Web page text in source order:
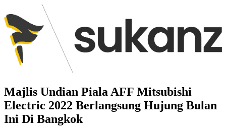
Majlis Undian Piala AFF Mitsubishi
Electric 2022 Berlangsung Hujung Bulan
Ini Di Bangkok